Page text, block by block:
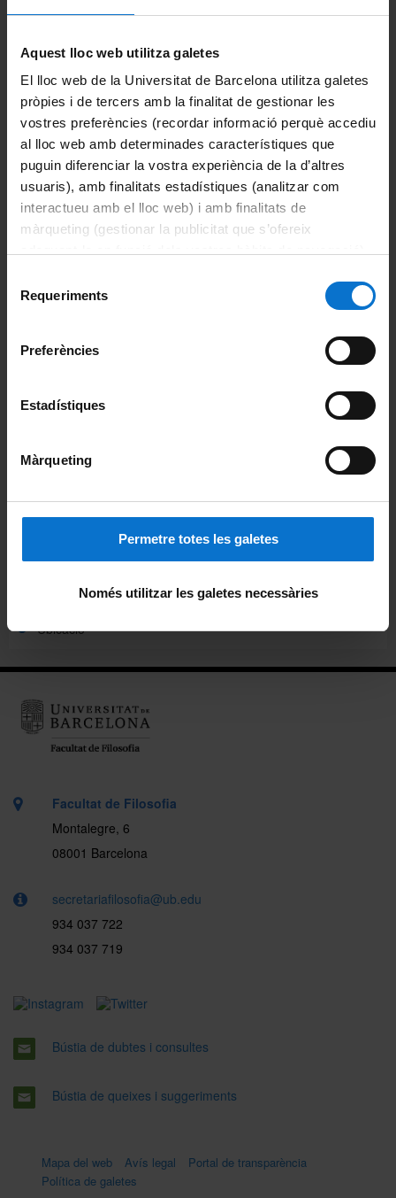
Aquest lloc web utilitza galetes
El lloc web de la Universitat de Barcelona utilitza galetes
pròpies i de tercers amb la finalitat de gestionar les
vostres preferències (recordar informació perquè accediu
al lloc web amb determinades característiques que
puguin diferenciar la vostra experiència de la d’altres
usuaris), amb finalitats estadístiques (analitzar com
interactueu amb el lloc web) i amb finalitats de
màrqueting (gestionar la publicitat que s’ofereix
consultar laPolítica de galetes del lloc web de la
Requeriments
Preferències
Estadístiques
Màrqueting
Permetre totes les galetes
Només utilitzar les galetes necessàries
La Facultat
Coneix la facultat
Organització i estructura
Sistema de qualitat
Activitat de la facultat
Acte de graduació
Actualitat
Pòdcast ἀκουστικός (akoustikós)
Beques de col·laboració
Carnet pels alumnes i personal de la Facultat
Ubicació
Alumni UB
Facultat de Filosofia
Montalegre, 6
08001 Barcelona
secretariafilosofia@ub.edu
934 037 722
934 037 719
Bústia de dubtes i consultes
Bústia de queixes i suggeriments
Mapa del web Avís legal
Portal de transparència
Política de galetes